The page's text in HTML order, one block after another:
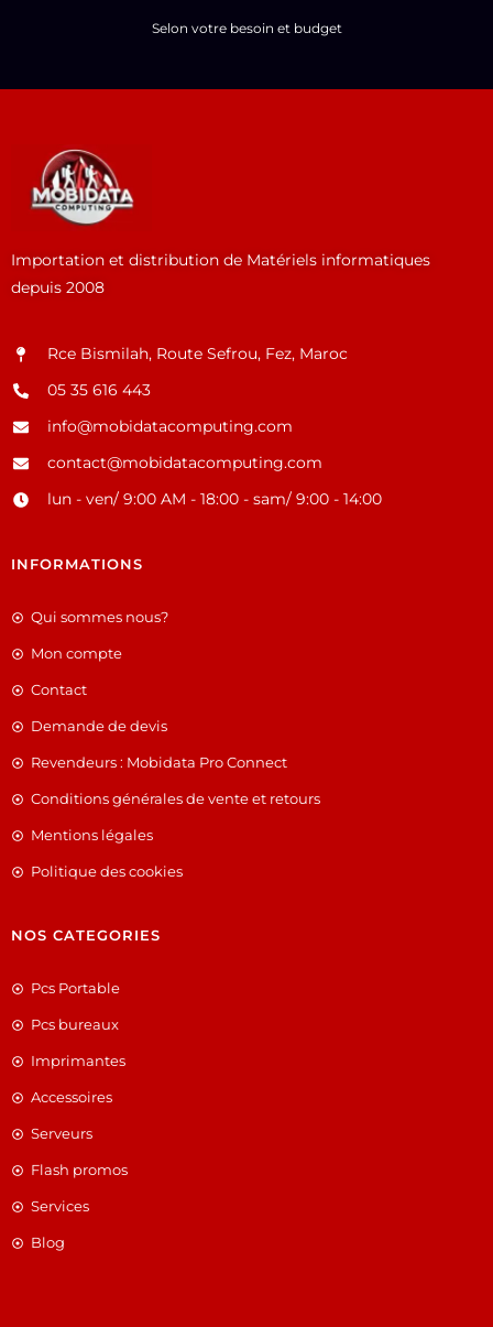
Selon votre besoin et budget
Importation et distribution de Matériels informatiques
depuis 2008
Rce Bismilah, Route Sefrou, Fez, Maroc
05 35 616 443
info@mobidatacomputing.com
contact@mobidatacomputing.com
lun - ven/ 9:00 AM - 18:00 - sam/ 9:00 - 14:00
INFORMATIONS
Qui sommes nous?
Mon compte
Contact
Demande de devis
Revendeurs : Mobidata Pro Connect
Conditions générales de vente et retours
Mentions légales
Politique des cookies
NOS CATEGORIES
Pcs Portable
Pcs bureaux
Imprimantes
Accessoires
Serveurs
Flash promos
Services
Blog